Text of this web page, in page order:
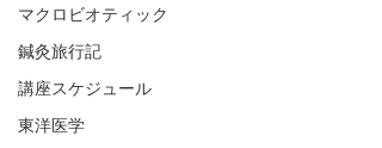
マクロビオティック
鍼灸旅行記
講座スケジュール
東洋医学